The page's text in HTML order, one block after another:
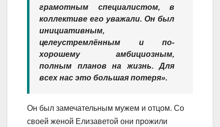
грамотным специалистом, в
коллективе его уважали. Он был
инициативным,
целеустремлённым и по-
хорошему амбициозным,
полным планов на жизнь. Для
всех нас это большая потеря».
Он был замечательным мужем и отцом. Со
своей женой Елизаветой они прожили